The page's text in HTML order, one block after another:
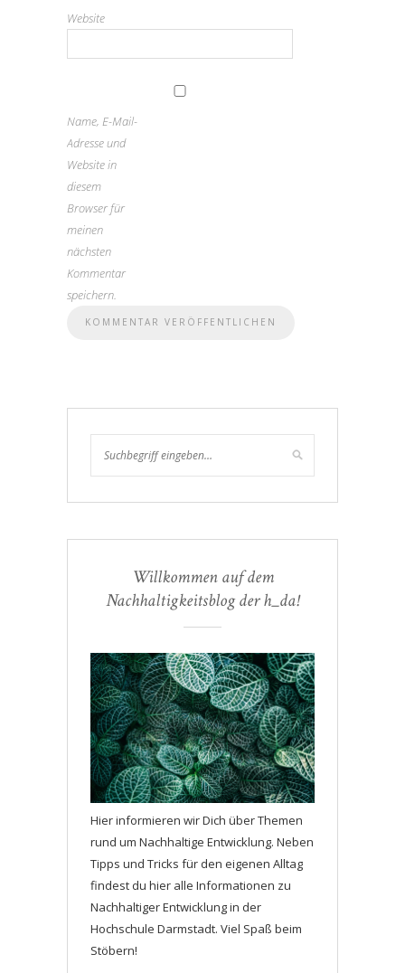
Website
Name, E-Mail-
Adresse und
Website in
diesem
Browser für
meinen
nächsten
Kommentar
speichern.
Willkommen auf dem
Nachhaltigkeitsblog der h_da!
Hier informieren wir Dich über Themen
rund um Nachhaltige Entwicklung. Neben
Tipps und Tricks für den eigenen Alltag
findest du hier alle Informationen zu
Nachhaltiger Entwicklung in der
Hochschule Darmstadt. Viel Spaß beim
Stöbern!